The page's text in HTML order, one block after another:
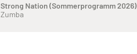
Strong Nation (Sommerprogramm 2026)
Zumba